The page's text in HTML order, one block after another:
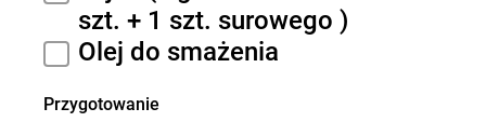
szt. + 1 szt. surowego )
Olej do smażenia
Przygotowanie